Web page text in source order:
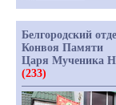
Белгородский
Конвоя Памяти
Царя Мученика
(233)